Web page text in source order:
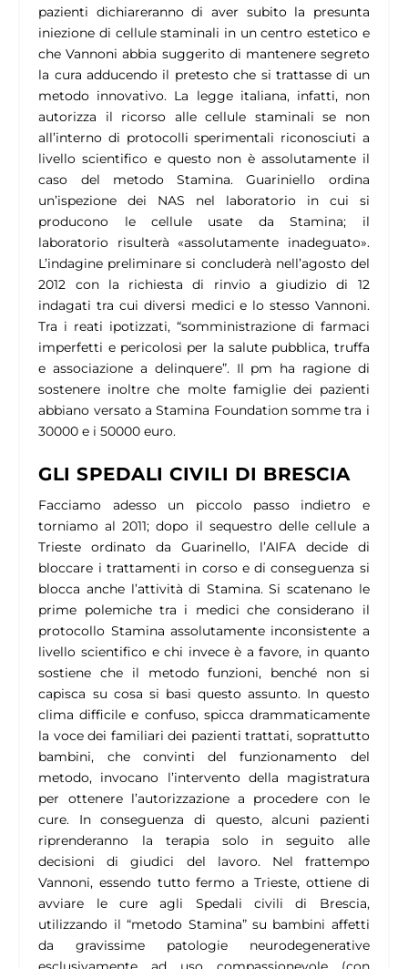
pazienti dichiareranno di aver subito la presunta
iniezione di cellule staminali in un centro estetico e
che Vannoni abbia suggerito di mantenere segreto
la cura adducendo il pretesto che si trattasse di un
metodo innovativo. La legge italiana, infatti, non
autorizza il ricorso alle cellule staminali se non
all’interno di protocolli sperimentali riconosciuti a
livello scientifico e questo non è assolutamente il
caso del metodo Stamina. Guariniello ordina
un’ispezione dei NAS nel laboratorio in cui si
producono le cellule usate da Stamina; il
laboratorio risulterà «assolutamente inadeguato».
L’indagine preliminare si concluderà nell’agosto del
2012 con la richiesta di rinvio a giudizio di 12
indagati tra cui diversi medici e lo stesso Vannoni.
Tra i reati ipotizzati, “somministrazione di farmaci
imperfetti e pericolosi per la salute pubblica, truffa
e associazione a delinquere”. Il pm ha ragione di
sostenere inoltre che molte famiglie dei pazienti
abbiano versato a Stamina Foundation somme tra i
30000 e i 50000 euro.
GLI SPEDALI CIVILI DI BRESCIA
Facciamo adesso un piccolo passo indietro e
torniamo al 2011; dopo il sequestro delle cellule a
Trieste ordinato da Guarinello, l’AIFA decide di
bloccare i trattamenti in corso e di conseguenza si
blocca anche l’attività di Stamina. Si scatenano le
prime polemiche tra i medici che considerano il
protocollo Stamina assolutamente inconsistente a
livello scientifico e chi invece è a favore, in quanto
sostiene che il metodo funzioni, benché non si
capisca su cosa si basi questo assunto. In questo
clima difficile e confuso, spicca drammaticamente
la voce dei familiari dei pazienti trattati, soprattutto
bambini, che convinti del funzionamento del
metodo, invocano l’intervento della magistratura
per ottenere l’autorizzazione a procedere con le
cure. In conseguenza di questo, alcuni pazienti
riprenderanno la terapia solo in seguito alle
decisioni di giudici del lavoro. Nel frattempo
Vannoni, essendo tutto fermo a Trieste, ottiene di
avviare le cure agli Spedali civili di Brescia,
utilizzando il “metodo Stamina” su bambini affetti
da gravissime patologie neurodegenerative